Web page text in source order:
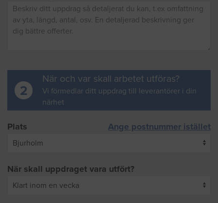
2
När och var skall arbetet utföras?
Vi förmedlar ditt uppdrag till leverantörer i din
närhet
Plats Ange postnummer istället
När skall uppdraget vara utfört?